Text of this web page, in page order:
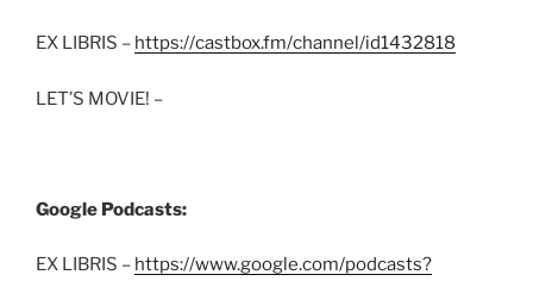
EX LIBRIS – https://castbox.fm/channel/id1432818
LET’S MOVIE! –
Google Podcasts:
EX LIBRIS – https://www.google.com/podcasts?